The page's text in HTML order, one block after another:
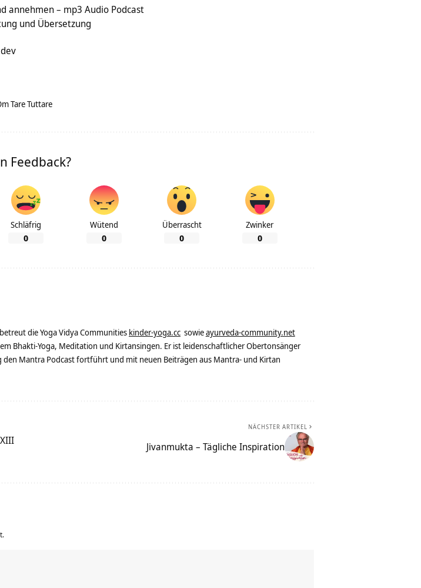
annehmen – mp3 Audio Podcast
und Übersetzung
Tare Tuttare
Feedback?
Schläfrig
0
Wütend
0
Überrascht
0
Zwinker
0
die Yoga Vidya Communities kinder-yoga.cc sowieayurveda-community.net
Bhakti-Yoga, Meditation und Kirtansingen. Er ist leidenschaftlicher Obertonsänger
Mantra Podcast fortführt und mit neuen Beiträgen aus Mantra- und Kirtan
NÄCHSTER ARTIKEL
Jivanmukta – Tägliche Inspiration